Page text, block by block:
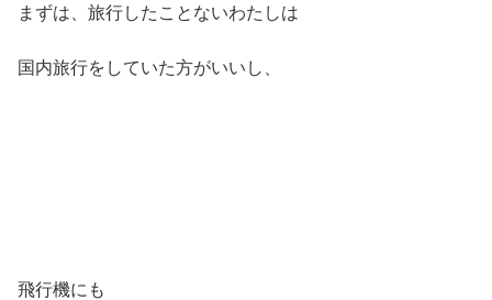
まずは、旅行したことないわたしは
国内旅行をしていた方がいいし、
飛行機にも